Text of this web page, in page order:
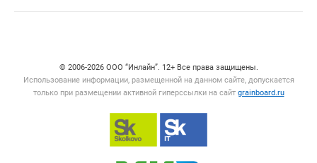
© 2006‑2026 ООО “Инлайн”. 12+ Все права защищены.
Использование информации, размещенной на данном сайте, допускается
только при размещении активной гиперссылки на сайт grainboard.ru